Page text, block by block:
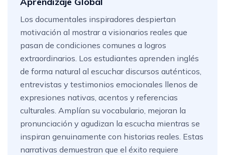
Los documentales inspiradores despiertan
motivación al mostrar a visionarios reales que
pasan de condiciones comunes a logros
extraordinarios. Los estudiantes aprenden inglés
de forma natural al escuchar discursos auténticos,
entrevistas y testimonios emocionales llenos de
expresiones nativas, acentos y referencias
culturales. Amplían su vocabulario, mejoran la
pronunciación y agudizan la escucha mientras se
inspiran genuinamente con historias reales. Estas
narrativas demuestran que el éxito requiere